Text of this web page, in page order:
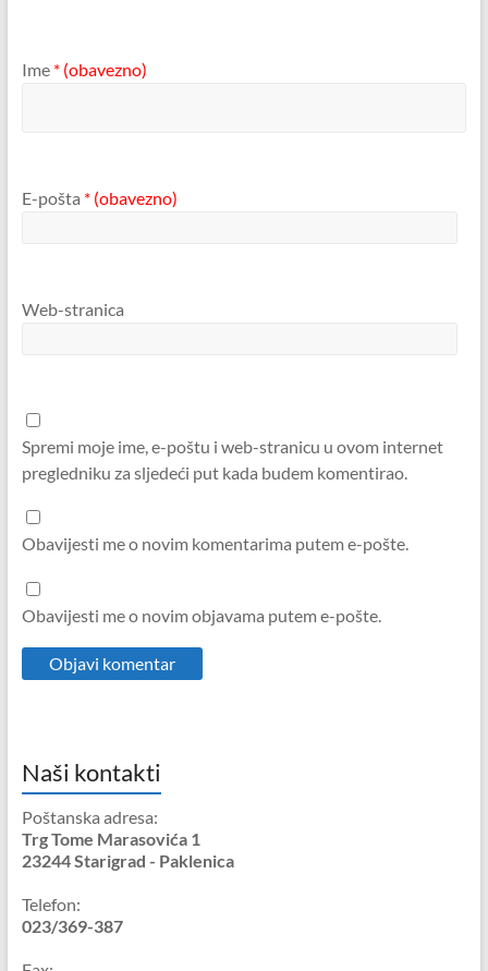
Ime * (obavezno)
E-pošta * (obavezno)
Web-stranica
Spremi moje ime, e-poštu i web-stranicu u ovom internet
pregledniku za sljedeći put kada budem komentirao.
Obavijesti me o novim komentarima putem e-pošte.
Obavijesti me o novim objavama putem e-pošte.
Naši kontakti
Poštanska adresa:
Trg Tome Marasovića 1
23244 Starigrad - Paklenica
Telefon:
023/369-387